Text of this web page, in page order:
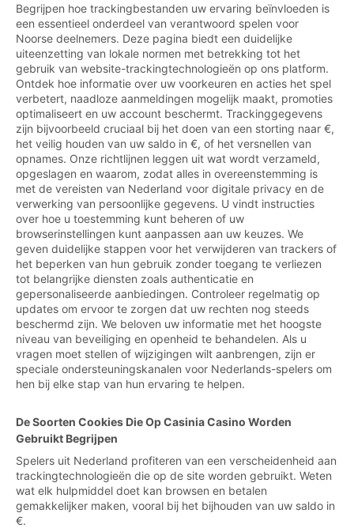
Begrijpen hoe trackingbestanden uw ervaring beïnvloeden is
een essentieel onderdeel van verantwoord spelen voor
Noorse deelnemers. Deze pagina biedt een duidelijke
uiteenzetting van lokale normen met betrekking tot het
gebruik van website-trackingtechnologieën op ons platform.
Ontdek hoe informatie over uw voorkeuren en acties het spel
verbetert, naadloze aanmeldingen mogelijk maakt, promoties
optimaliseert en uw account beschermt. Trackinggegevens
zijn bijvoorbeeld cruciaal bij het doen van een storting naar €,
het veilig houden van uw saldo in €, of het versnellen van
opnames. Onze richtlijnen leggen uit wat wordt verzameld,
opgeslagen en waarom, zodat alles in overeenstemming is
met de vereisten van Nederland voor digitale privacy en de
verwerking van persoonlijke gegevens. U vindt instructies
over hoe u toestemming kunt beheren of uw
browserinstellingen kunt aanpassen aan uw keuzes. We
geven duidelijke stappen voor het verwijderen van trackers of
het beperken van hun gebruik zonder toegang te verliezen
tot belangrijke diensten zoals authenticatie en
gepersonaliseerde aanbiedingen. Controleer regelmatig op
updates om ervoor te zorgen dat uw rechten nog steeds
beschermd zijn. We beloven uw informatie met het hoogste
niveau van beveiliging en openheid te behandelen. Als u
vragen moet stellen of wijzigingen wilt aanbrengen, zijn er
speciale ondersteuningskanalen voor Nederlands-spelers om
hen bij elke stap van hun ervaring te helpen.
De Soorten Cookies Die Op Casinia Casino Worden
Gebruikt Begrijpen
Spelers uit Nederland profiteren van een verscheidenheid aan
trackingtechnologieën die op de site worden gebruikt. Weten
wat elk hulpmiddel doet kan browsen en betalen
gemakkelijker maken, vooral bij het bijhouden van uw saldo in
€.